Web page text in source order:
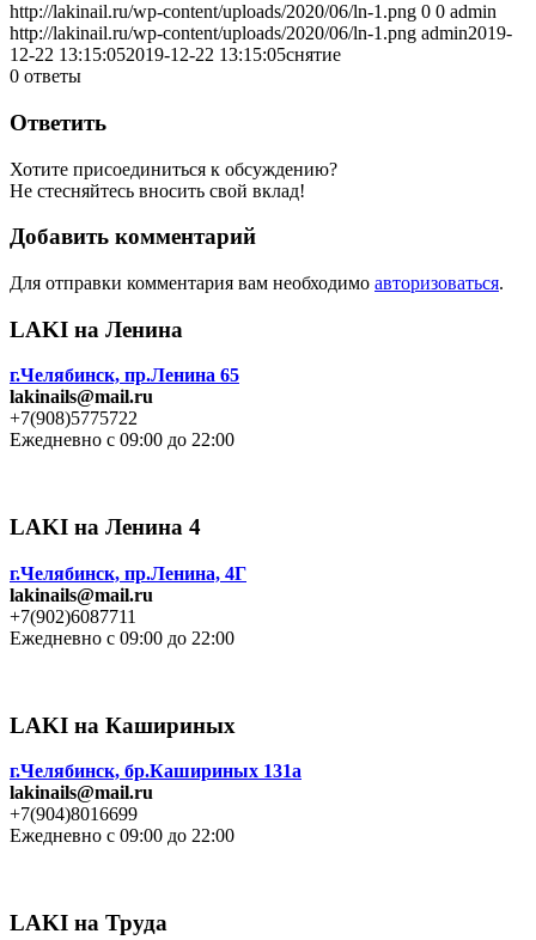
http://lakinail.ru/wp-content/uploads/2020/06/ln-1.png 0 0 admin
http://lakinail.ru/wp-content/uploads/2020/06/ln-1.png admin2019-
12-22 13:15:052019-12-22 13:15:05снятие
0 ответы
Ответить
Хотите присоединиться к обсуждению?
Не стесняйтесь вносить свой вклад!
Добавить комментарий
Для отправки комментария вам необходимо авторизоваться.
LAKI на Ленина
г.Челябинск, пр.Ленина 65
lakinails@mail.ru
+7(908)5775722
Ежедневно с 09:00 до 22:00
LAKI на Ленина 4
г.Челябинск, пр.Ленина, 4Г
lakinails@mail.ru
+7(902)6087711
Ежедневно с 09:00 до 22:00
LAKI на Кашириных
г.Челябинск, бр.Кашириных 131а
lakinails@mail.ru
+7(904)8016699
Ежедневно с 09:00 до 22:00
LAKI на Труда